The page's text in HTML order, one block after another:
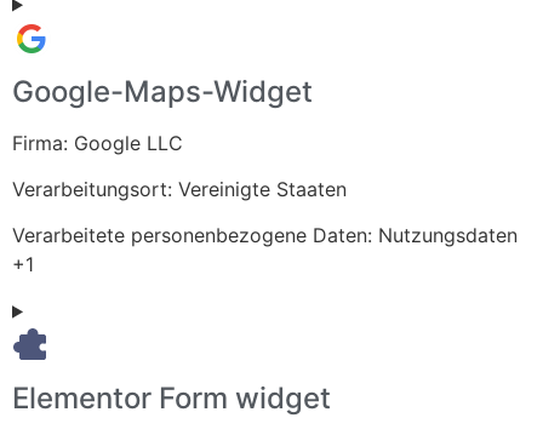
Google-Maps-Widget
Firma: Google LLC
Verarbeitungsort: Vereinigte Staaten
Verarbeitete personenbezogene Daten: Nutzungsdaten
+1
Elementor Form widget